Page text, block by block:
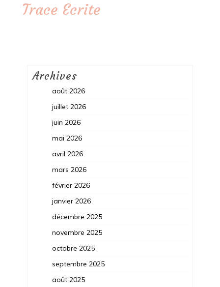
Trace Ecrite
Archives
août 2026
juillet 2026
juin 2026
mai 2026
avril 2026
mars 2026
février 2026
janvier 2026
décembre 2025
novembre 2025
octobre 2025
septembre 2025
août 2025